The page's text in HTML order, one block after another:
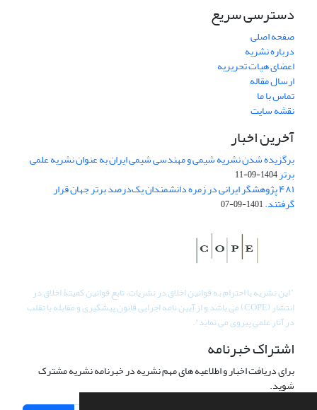
دسترسی سریع
صفحه اصلی
درباره نشریه
اعضای هیات تحریریه
ارسال مقاله
تماس با ما
نقشه سایت
آخرین اخبار
برگزیده شدن نشریه شیمی و مهندسی شیمی ایران به عنوان نشریه علمی
برتر1404-09-11
۴۸۱ پژوهشگر ایرانی در زمره دانشمندان یک‌درصد برتر جهان قرار
گرفتند.1401-09-07
"این نشریه با احترام به قوانین اخلاق در نشریات، تابع قوانین کمیتۀ اخلاق در
انتشار (COPE) می باشد و از آیین نامه اجرایی قانون پیشگیری و مقابله با تقلب
در آثار علمی پیروی می نماید".
اشتراک خبرنامه
برای دریافت اخبار و اطلاعیه های مهم نشریه در خبرنامه نشریه مشترک
شوید.